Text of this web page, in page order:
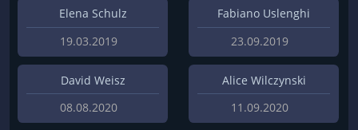
Elena Schulz
19.03.2019
Fabiano Uslenghi
23.09.2019
David Weisz
08.08.2020
Alice Wilczynski
11.09.2020